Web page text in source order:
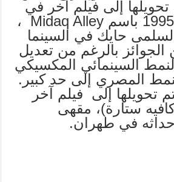
تحويلها إلى فيلم آخر في
المكسيك عام 1995 باسم Midaq Alley ،
حايك في السينما
الجوائز بالرغم من تعديل
النمط السينمائي المكسيكي
المصري إلى حد كبير.
تحويلها إلى فيلم آخر
ستارة)، مقهى
في طهران.